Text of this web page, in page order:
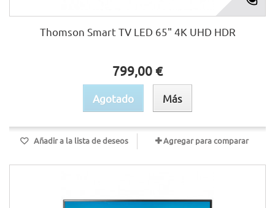
Thomson Smart TV LED 65" 4K UHD HDR
799,00 €
Agotado Más
Añadir a la lista de deseos Agregar para comparar